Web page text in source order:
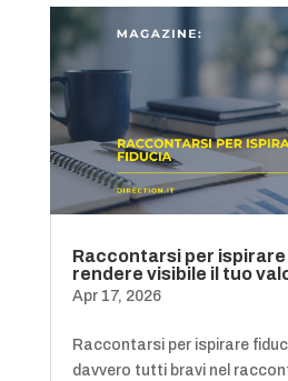
Raccontarsi per
rendere visibile il tuo
Apr 17, 2026
Raccontarsi per ispirare
davvero tutti bravi nel